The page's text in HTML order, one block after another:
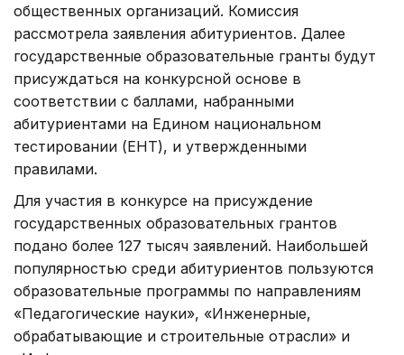
общественных организаций. Комиссия
рассмотрела заявления абитуриентов. Далее
государственные образовательные гранты будут
присуждаться на конкурсной основе в
соответствии с баллами, набранными
абитуриентами на Едином национальном
тестировании (ЕНТ), и утвержденными
правилами.
Для участия в конкурсе на присуждение
государственных образовательных грантов
подано более 127 тысяч заявлений. Наибольшей
популярностью среди абитуриентов пользуются
образовательные программы по направлениям
«Педагогические науки», «Инженерные,
обрабатывающие и строительные отрасли» и